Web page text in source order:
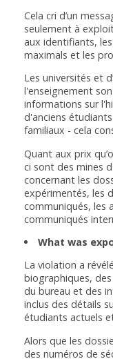
Cela cri d’un
seulement à
aux identifiants,
maximals et les
Les universités et
l'enseignement
informations sur
d'anciens
familiaux - cela
Quant aux prix
ci sont des mines
concernant les
expérimentés, les
communiqués, les
communiqués
What was
La violation a
biographiques,
du bureau et des
inclus des détails
étudiants actuels
Alors que les
des numéros de